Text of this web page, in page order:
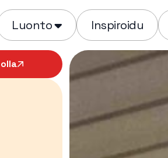
Luonto Inspiroidu